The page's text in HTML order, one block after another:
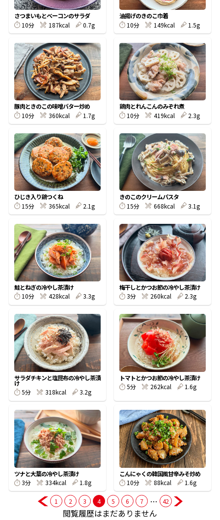
新鮮一番 『氷熟®』
『踊り節』
鰹節屋の
だしパック
商品情報一覧
おすすめサイト
新鮮一番
氷熟®︎
だしパック
さつまいもとベーコンのサラダ
10分
187kcal 0.7g
油揚げのきのこ巾着
10分
149kcal 1.5g
豚肉ときのこの味噌バター炒め
10分
360kcal 1.7g
鶏肉とれんこんのみぞれ煮
10分
419kcal 2.3g
ひじき入り鶏つくね
15分
365kcal 2.1g
きのこのクリームパスタ
15分
668kcal 3.1g
鮭とねぎの冷やし茶漬け
10分
428kcal 3.3g
梅干しとかつお節の冷やし茶漬け
3分
260kcal 2.3g
サラダチキンと塩昆布の冷やし茶漬
け
5分
318kcal 3.2g
トマトとかつお節の冷やし茶漬け
5分
262kcal 1.6g
ツナと大葉の冷やし茶漬け
3分
334kcal 1.8g
こんにゃくの韓国風甘辛みそ炒め
10分
88kcal 1.6g
1 2 3 4 5 6 7 … 42
閲覧履歴はまだありません